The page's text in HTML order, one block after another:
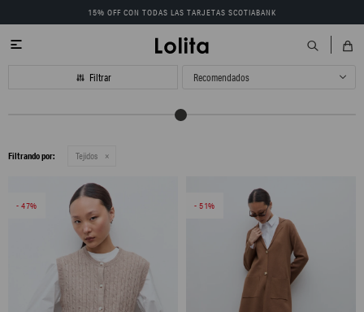
15% OFF CON TODAS LAS TARJETAS SCOTIABANK

Recomendados
Filtrando por: Tejidos
47 51